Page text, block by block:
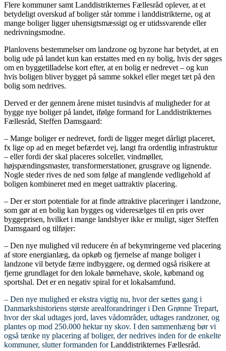
Flere kommuner samt Landdistrikternes Fællesråd oplever, at et
betydeligt overskud af boliger står tomme i landdistrikterne, og at
mange boliger ligger uhensigtsmæssigt og er utidssvarende eller
nedrivningsmodne.
Planlovens bestemmelser om landzone og byzone har betydet, at en
bolig ude på landet kun kan erstattes med en ny bolig, hvis der søges
om en byggetilladelse kort efter, at en bolig er nedrevet – og kun
hvis boligen bliver bygget på samme sokkel eller meget tæt på den
bolig som nedrives.
Derved er der gennem årene mistet tusindvis af muligheder for at
bygge nye boliger på landet, ifølge formand for Landdistrikternes
Fællesråd, Steffen Damsgaard:
– Mange boliger er nedrevet, fordi de ligger meget dårligt placeret,
fx lige op ad en meget befærdet vej, langt fra ordentlig infrastruktur
– eller fordi der skal placeres solceller, vindmøller,
højspændingsmaster, transformerstationer, grusgrave og lignende.
Nogle steder rives de ned som følge af manglende vedligehold af
boligen kombineret med en meget uattraktiv placering.
– Der er stort potentiale for at finde attraktive placeringer i landzone,
som gør at en bolig kan bygges og videresælges til en pris over
byggeprisen, hvilket i mange landsbyer ikke er muligt, siger Steffen
Damsgaard og tilføjer:
– Den nye mulighed vil reducere én af bekymringerne ved placering
af store energianlæg, da opkøb og fjernelse af mange boliger i
landzone vil betyde færre indbyggere, og dermed også risikere at
fjerne grundlaget for den lokale børnehave, skole, købmand og
sportshal. Det er en negativ spiral for et lokalsamfund.
– Den nye mulighed er ekstra vigtig nu, hvor der sættes gang i
Danmarkshistoriens største arealforandringer i Den Grønne Trepart,
hvor der skal udtages jord, laves vådområder, udtages randzoner, og
plantes op mod 250.000 hektar ny skov. I den sammenhæng bør vi
også tænke ny placering af boliger, der nedrives inden for de enkelte
kommuner, slutter formanden forLanddistrikternes Fællesråd.